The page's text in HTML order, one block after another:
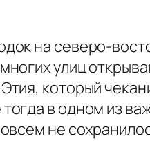
на северо-
улиц
который
в одном из
не